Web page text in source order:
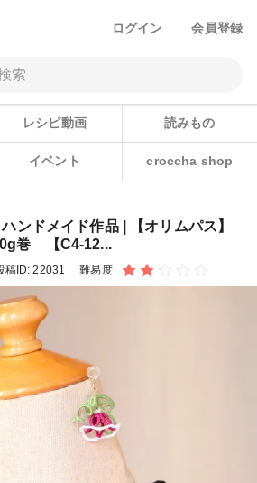
ログイン 会員登録
レシピ動画 読みもの
イベント croccha shop
ンドメイド作品 | 【オリムパス】
巻 【C4-12...
稿ID:22031 難易度